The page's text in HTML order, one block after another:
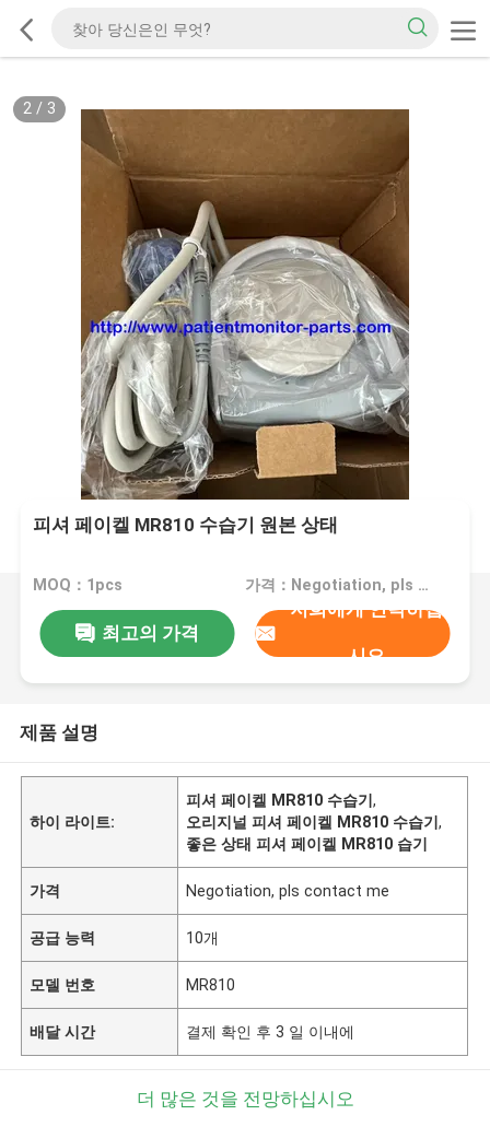
2/ 3
피셔 페이켈 MR810 수습기 원본 상태
MOQ：1pcs 가격：Negotiation, pls contact me
최고의 가격
저희에게 연락하십
시오
제품 설명
하이 라이트:
피셔 페이켈 MR810 수습기,
오리지널 피셔 페이켈 MR810 수습기,
좋은 상태 피셔 페이켈 MR810 습기
가격 Negotiation, pls contact me
공급 능력 10개
모델 번호 MR810
배달 시간 결제 확인 후 3 일 이내에
더 많은 것을 전망하십시오